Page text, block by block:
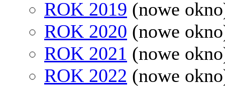
ROK 2019 (nowe
ROK 2020 (nowe
ROK 2021 (nowe
ROK 2022 (nowe